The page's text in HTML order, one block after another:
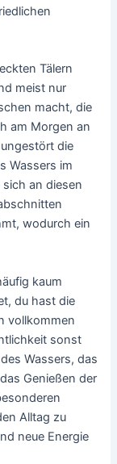
Tälern
meist nur
macht, die
am Morgen an
die
Wassers im
an diesen
wodurch ein
kaum
du hast die
vollkommen
sonst
Wassers, das
Genießen der
Alltag zu
neue Energie